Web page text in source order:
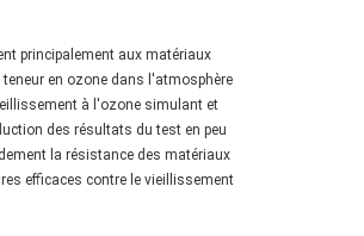
principalement aux matériaux
en ozone dans l'atmosphère
à l'ozone simulant et
des résultats du test en peu
la résistance des matériaux
efficaces contre le vieillissement